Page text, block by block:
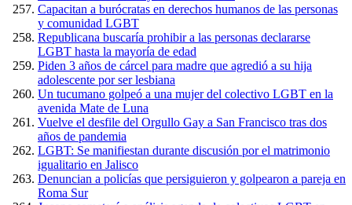
Capacitan a burócratas en derechos humanos de las personas
y comunidad LGBT
Republicana buscaría prohibir a las personas declararse
LGBT hasta la mayoría de edad
Piden 3 años de cárcel para madre que agredió a su hija
adolescente por ser lesbiana
Un tucumano golpeó a una mujer del colectivo LGBT en la
avenida Mate de Luna
Vuelve el desfile del Orgullo Gay a San Francisco tras dos
años de pandemia
LGBT: Se manifiestan durante discusión por el matrimonio
igualitario en Jalisco
Denuncian a policías que persiguieron y golpearon a pareja en
Roma Sur